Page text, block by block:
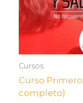
Cursos
Curso
completo)